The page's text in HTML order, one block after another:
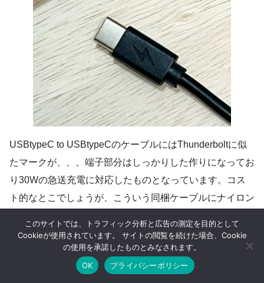
USBtypeC to USBtypeCのケーブルにはThunderboltに似
たマークが、、、端子部分はしっかりした作りになってお
り30Wの急送充電に対応したものとなっています。コス
ト的なとこでしょうが、こういう同梱ケーブルにナイロン
このサイトでは、トラフィック分析と広告の測定を目的として
Cookieが使用されています。 サイトの閲覧を続けた場合、Cookie
の使用を承諾したものとみなされます。
OK
プライバシーポリシー